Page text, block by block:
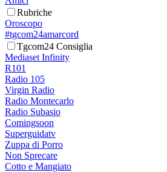
Rubriche
Oroscopo
#tgcom24amarcord
Tgcom24 Consiglia
Mediaset Infinity
R101
Radio 105
Virgin Radio
Radio Montecarlo
Radio Subasio
Comingsoon
Superguidatv
Zuppa di Porro
Non Sprecare
Cotto e Mangiato